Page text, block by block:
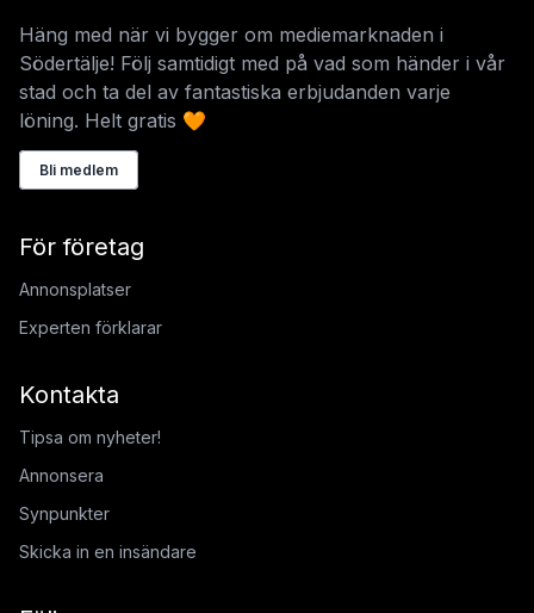
Häng med när vi bygger om mediemarknaden i
Södertälje! Följ samtidigt med på vad som händer i vår
stad och ta del av fantastiska erbjudanden varje
löning. Helt gratis 🧡
Bli medlem
För företag
Annonsplatser
Experten förklarar
Kontakta
Tipsa om nyheter!
Annonsera
Synpunkter
Skicka in en insändare